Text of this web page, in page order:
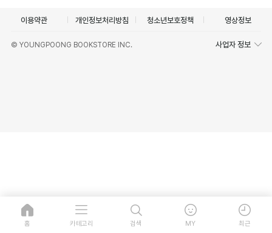
이용약관 개인정보처리방침 청소년보호정책 영상정보
© YOUNGPOONG BOOKSTORE INC. 사업자 정보
홈 카테고리 검색 MY 최근